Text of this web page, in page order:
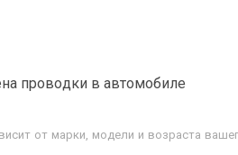
проводки в автомобиле
от марки, модели и возраста